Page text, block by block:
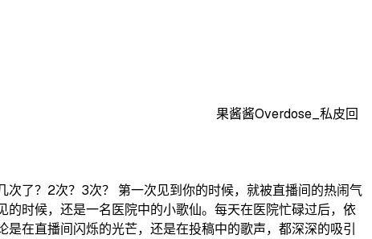
果酱酱Overdose_私皮回
了？2次？3次？ 第一次见到你的时候，就被直播间的热闹气
时候，还是一名医院中的小歌仙。每天在医院忙碌过后，依
在直播间闪烁的光芒，还是在投稿中的歌声，都深深的吸引